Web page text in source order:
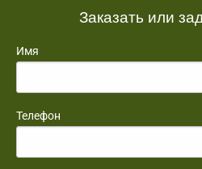
Заказать или
Имя
Телефон